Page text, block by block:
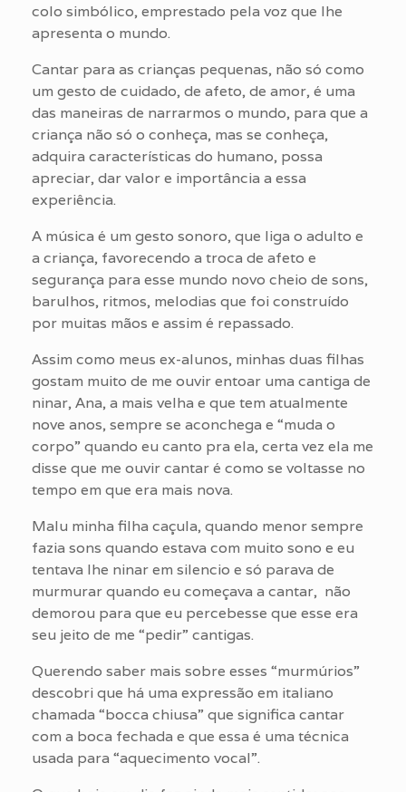
colo simbólico, emprestado pela voz que lhe
apresenta o mundo.
Cantar para as crianças pequenas, não só como
um gesto de cuidado, de afeto, de amor, é uma
das maneiras de narrarmos o mundo, para que a
criança não só o conheça, mas se conheça,
adquira características do humano, possa
apreciar, dar valor e importância a essa
experiência.
A música é um gesto sonoro, que liga o adulto e
a criança, favorecendo a troca de afeto e
segurança para esse mundo novo cheio de sons,
barulhos, ritmos, melodias que foi construído
por muitas mãos e assim é repassado.
Assim como meus ex-alunos, minhas duas filhas
gostam muito de me ouvir entoar uma cantiga de
ninar, Ana, a mais velha e que tem atualmente
nove anos, sempre se aconchega e “muda o
corpo” quando eu canto pra ela, certa vez ela me
disse que me ouvir cantar é como se voltasse no
tempo em que era mais nova.
Malu minha filha caçula, quando menor sempre
fazia sons quando estava com muito sono e eu
tentava lhe ninar em silencio e só parava de
murmurar quando eu começava a cantar, não
demorou para que eu percebesse que esse era
seu jeito de me “pedir” cantigas.
Querendo saber mais sobre esses “murmúrios”
descobri que há uma expressão em italiano
chamada “bocca chiusa” que significa cantar
com a boca fechada e que essa é uma técnica
usada para “aquecimento vocal”.